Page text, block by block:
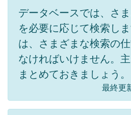
データベースでは、さ
を必要に応じて検索し
は、さまざまな検索の
なければいけません。
まとめておきましょう。
最終更